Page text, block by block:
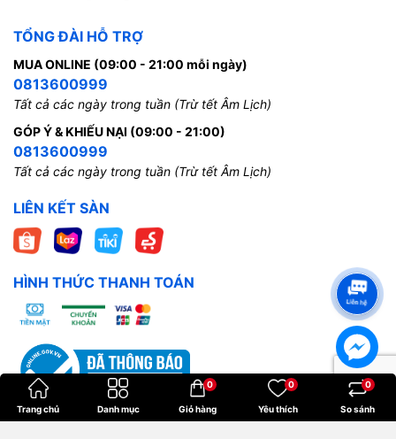
TỔNG ĐÀI HỖ TRỢ
MUA ONLINE (09:00 - 21:00 mỗi ngày)
0813600999
Tất cả các ngày trong tuần (Trừ tết Âm Lịch)
GÓP Ý & KHIẾU NẠI (09:00 - 21:00)
0813600999
Tất cả các ngày trong tuần (Trừ tết Âm Lịch)
LIÊN KẾT SÀN
HÌNH THỨC THANH TOÁN
Trang chủ Danh mục Giỏ hàng
0
Yêu thích
0
So sánh
0